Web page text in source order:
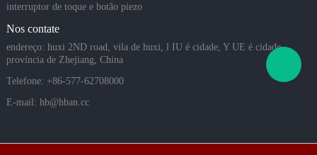
interruptor de toque e botão piezo
Nos contate
endereço: huxi 2ND road, vila de huxi, l IU é cidade, Y UE é cidade,
província de Zhejiang, China
Telefone: +86-577-62708000
E-mail: hb@hban.cc